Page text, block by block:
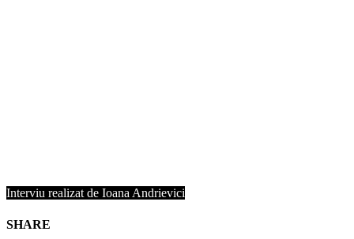
Interviu realizat de Ioana Andrievici
SHARE